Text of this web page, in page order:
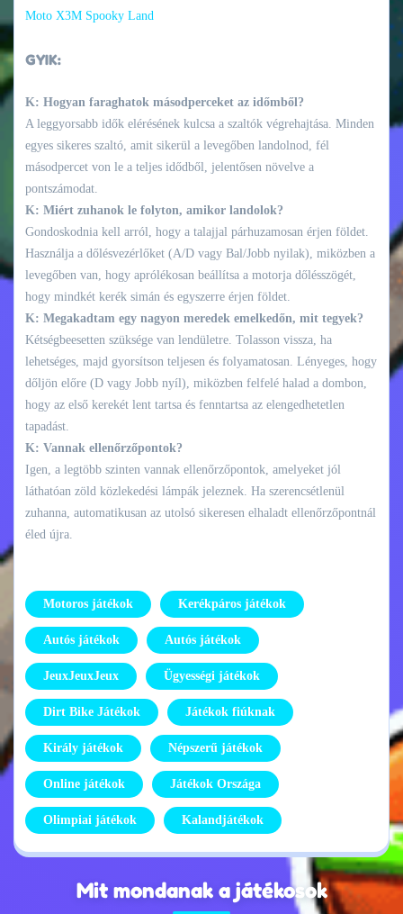
Moto X3M Spooky Land
GYIK:
K: Hogyan faraghatok másodperceket az időmből?
A leggyorsabb idők elérésének kulcsa a szaltók végrehajtása. Minden
egyes sikeres szaltó, amit sikerül a levegőben landolnod, fél
másodpercet von le a teljes idődből, jelentősen növelve a
pontszámodat.
K: Miért zuhanok le folyton, amikor landolok?
Gondoskodnia kell arról, hogy a talajjal párhuzamosan érjen földet.
Használja a dőlésvezérlőket (A/D vagy Bal/Jobb nyilak), miközben a
levegőben van, hogy aprólékosan beállítsa a motorja dőlésszögét,
hogy mindkét kerék simán és egyszerre érjen földet.
K: Megakadtam egy nagyon meredek emelkedőn, mit tegyek?
Kétségbeesetten szüksége van lendületre. Tolasson vissza, ha
lehetséges, majd gyorsítson teljesen és folyamatosan. Lényeges, hogy
dőljön előre (D vagy Jobb nyíl), miközben felfelé halad a dombon,
hogy az első kerekét lent tartsa és fenntartsa az elengedhetetlen
tapadást.
K: Vannak ellenőrzőpontok?
Igen, a legtöbb szinten vannak ellenőrzőpontok, amelyeket jól
láthatóan zöld közlekedési lámpák jeleznek. Ha szerencsétlenül
zuhanna, automatikusan az utolsó sikeresen elhaladt ellenőrzőpontnál
éled újra.
Motoros játékok Kerékpáros játékok
Autós játékok Autós játékok
JeuxJeuxJeux Ügyességi játékok
Dirt Bike Játékok Játékok fiúknak
Király játékok Népszerű játékok
Online játékok Játékok Országa
Olimpiai játékok Kalandjátékok
Mit mondanak a játékosok